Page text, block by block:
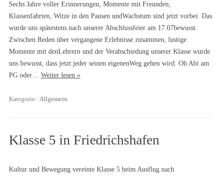
Sechs Jahre voller Erinnerungen, Momente mit Freunden,
Klassenfahrten, Witze in den Pausen undWachstum sind jetzt vorbei. Das
wurde uns spätestens nach unserer Abschlussfeier am 17.07bewusst.
Zwischen Reden über vergangene Erlebnisse zusammen, lustige
Momente mit denLehrern und der Verabschiedung unserer Klasse wurde
uns bewusst, dass jetzt jeder seinen eigenenWeg gehen wird. Ob Abi am
PG oder… Weiter lesen »
Kategorie: Allgemein
Klasse 5 in Friedrichshafen
Kultur und Bewegung vereinte Klasse 5 beim Ausflug nach